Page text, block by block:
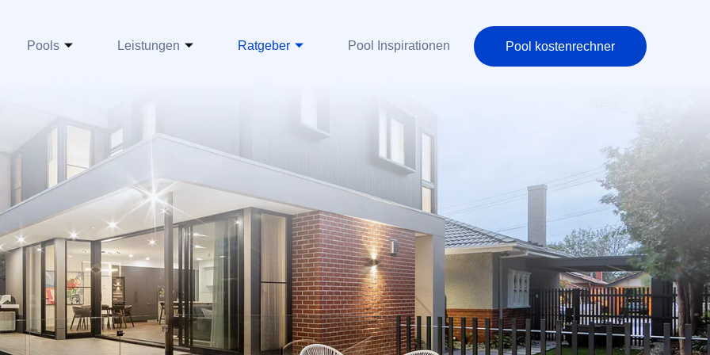
Pools Leistungen Ratgeber Pool Inspirationen Pool kostenrechner